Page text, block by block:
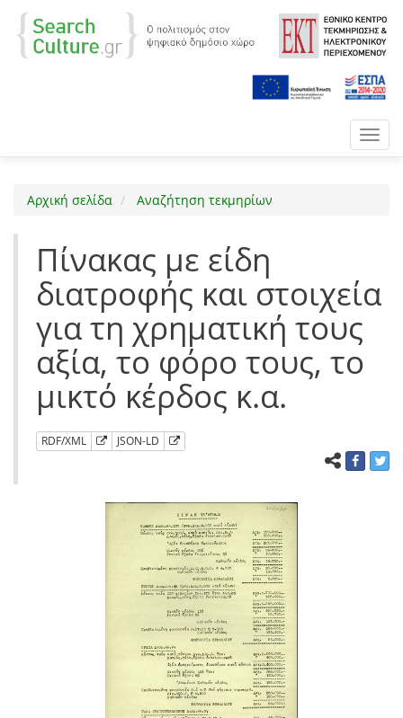
Αρχική σελίδα Αναζήτηση τεκμηρίων
Πίνακας με είδη
διατροφής και στοιχεία
για τη χρηματική τους
αξία, το φόρο τους, το
μικτό κέρδος κ.α.
RDF/XML JSON-LD